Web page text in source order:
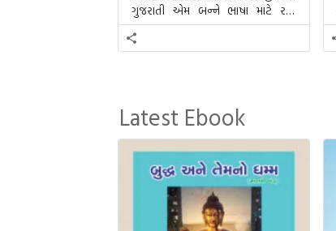
ગુજરાતી એમ બન્ને ભાષા માટે રમી
શકાશે.
Latest Ebook